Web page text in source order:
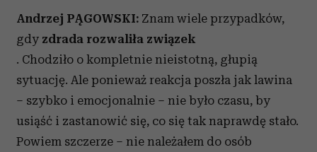
Andrzej PĄGOWSKI: Znam wiele przypadków,
gdy zdrada rozwaliła związek
. Chodziło o kompletnie nieistotną, głupią
sytuację. Ale ponieważ reakcja poszła jak lawina
– szybko i emocjonalnie – nie było czasu, by
usiąść i zastanowić się, co się tak naprawdę stało.
Powiem szczerze – nie należałem do osób